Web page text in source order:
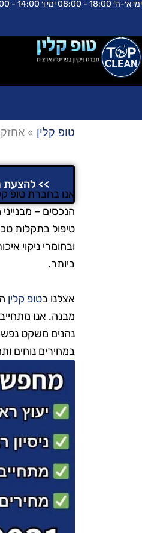
לתוכן
דילוג
ימי א׳-ה׳ 18:00 - 08:00 ימי ו׳ 14:00 - 08:00 שבת וחגים: סגור
טופ קלין »
אחזקת
>> להצעת
אנו בחברת טופ
הנכסים –
טיפול בתקלות
ובחומרי ניקוי
ביותר.
אצלנו בטופ קלין
מבנה. אנו
נהנים משקט
במחירים נוחים